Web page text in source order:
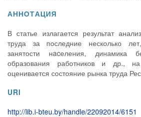
АННОТАЦИЯ
В статье излагается результат
труда за последние несколько
занятости нacеления, динамика
образования работников и др.,
оценивается состояние рынка труда
URI
http://lib.i-bteu.by/handle/22092014/6151